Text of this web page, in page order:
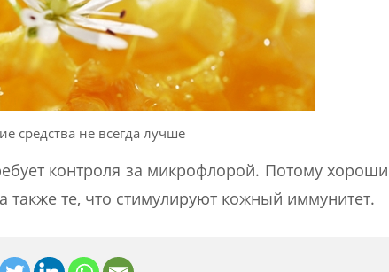
средства не всегда лучше
контроля за микрофлорой. Потому хороши
также те, что стимулируют кожный иммунитет.